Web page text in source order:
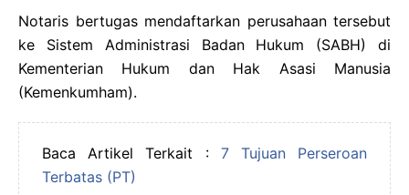
Notaris bertugas mendaftarkan perusahaan tersebut
ke Sistem Administrasi Badan Hukum (SABH) di
Kementerian Hukum dan Hak Asasi Manusia
(Kemenkumham).
Baca Artikel Terkait : 7 Tujuan Perseroan
Terbatas (PT)